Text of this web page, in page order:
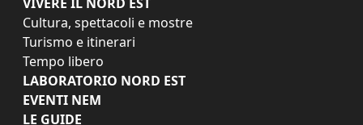
Cultura, spettacoli e mostre
Turismo e itinerari
Tempo libero
LABORATORIO NORD EST
EVENTI NEM
LE GUIDE